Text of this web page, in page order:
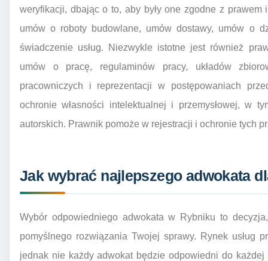
weryfikacji, dbając o to, aby były one zgodne z prawem
umów o roboty budowlane, umów dostawy, umów o
świadczenie usług. Niezwykle istotne jest również
umów o pracę, regulaminów pracy, układów
pracowniczych i reprezentacji w postępowaniach
ochronie własności intelektualnej i przemysłowej, w
autorskich. Prawnik pomoże w rejestracji i ochronie tych
Jak wybrać najlepszego adwokata
Wybór odpowiedniego adwokata w Rybniku to
pomyślnego rozwiązania Twojej sprawy. Rynek usług
jednak nie każdy adwokat będzie odpowiedni do